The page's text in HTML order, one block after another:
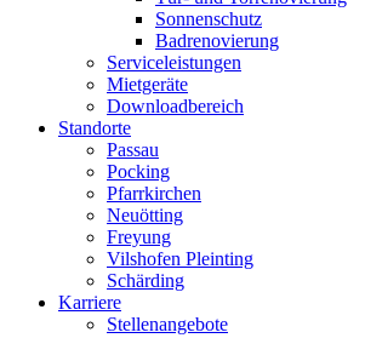
Sonnenschutz
Badrenovierung
Serviceleistungen
Mietgeräte
Downloadbereich
Standorte
Passau
Pocking
Pfarrkirchen
Neuötting
Freyung
Vilshofen Pleinting
Schärding
Karriere
Stellenangebote